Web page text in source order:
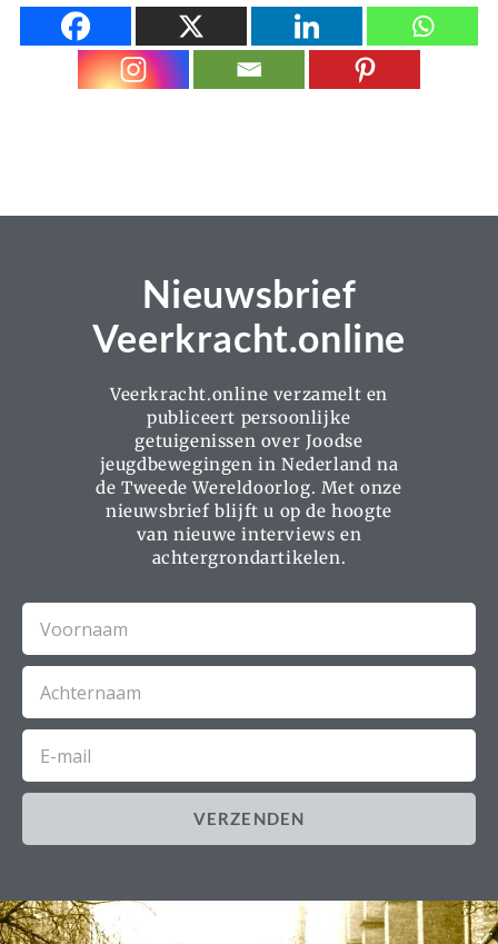
Nieuwsbrief
Veerkracht.online
Veerkracht.online verzamelt en
publiceert persoonlijke
getuigenissen over Joodse
jeugdbewegingen in Nederland na
de Tweede Wereldoorlog. Met onze
nieuwsbrief blijft u op de hoogte
van nieuwe interviews en
achtergrondartikelen.
Voornaam
Achternaam
mail
VERZENDEN